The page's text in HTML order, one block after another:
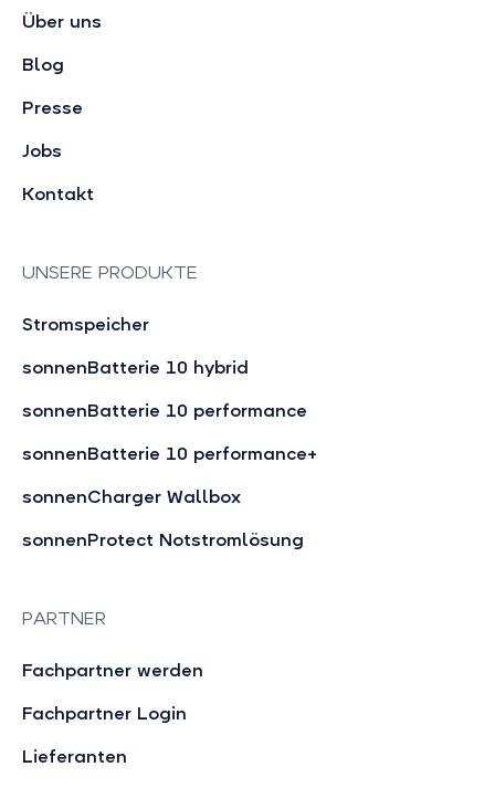
Über uns
Blog
Presse
Jobs
Kontakt
UNSERE PRODUKTE
Stromspeicher
sonnenBatterie 10 hybrid
sonnenBatterie 10 performance
sonnenBatterie 10 performance+
sonnenCharger Wallbox
sonnenProtect Notstromlösung
PARTNER
Fachpartner werden
Fachpartner Login
Lieferanten